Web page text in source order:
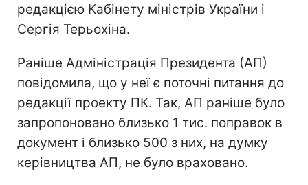
редакцією Кабінету міністрів України і
Сергія Терьохіна.
Раніше Адміністрація Президента (АП)
повідомила, що у неї є поточні питання до
редакції проекту ПК. Так, АП раніше було
запропоновано близько 1 тис. поправок в
документ і близько 500 з них, на думку
керівництва АП, не було враховано.